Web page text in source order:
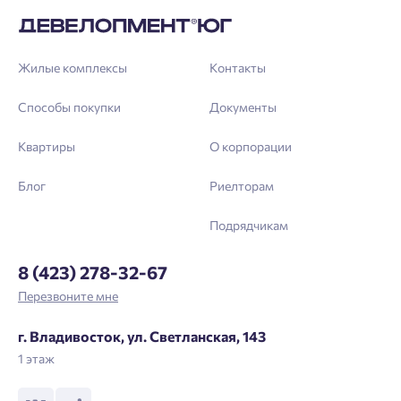
Жилые комплексы
Способы покупки
Квартиры
Блог
Контакты
Документы
О корпорации
Риелторам
Подрядчикам
8 (423) 278-32-67
Перезвоните мне
г. Владивосток, ул. Светланская, 143
1 этаж
зарегистрироваться.
Телефон
Нажимая кнопку «Отправить», вы даёте согласие на обработку
Подтвердить